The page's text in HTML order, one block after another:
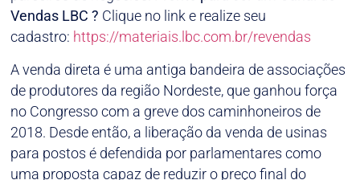
Vendas LBC ? Clique no link e realize seu
cadastro: https://materiais.lbc.com.br/revendas
A venda direta é uma antiga bandeira de associações
de produtores da região Nordeste, que ganhou força
no Congresso com a greve dos caminhoneiros de
2018. Desde então, a liberação da venda de usinas
para postos é defendida por parlamentares como
uma proposta capaz de reduzir o preço final do